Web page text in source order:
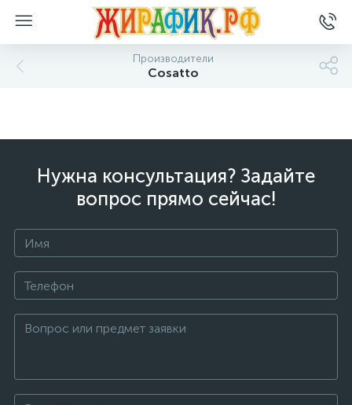
Производители
Cosatto
Нужна консультация? Задайте
вопрос прямо сейчас!